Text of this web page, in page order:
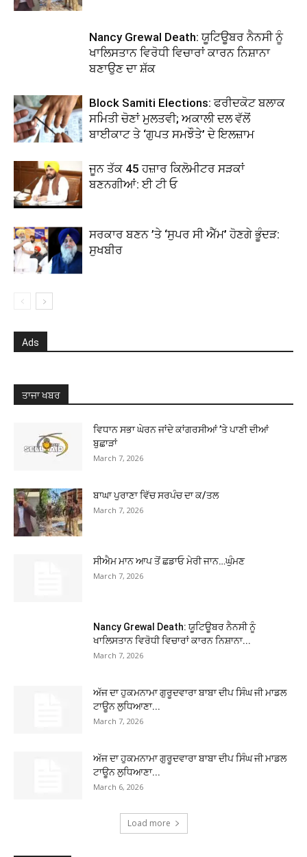
Nancy Grewal Death: ਯੂਟਿਊਬਰ ਨੈਨਸੀ ਨੂੰ
ਖਾਲਿਸਤਾਨ ਵਿਰੋਧੀ ਵਿਚਾਰਾਂ ਕਾਰਨ ਨਿਸ਼ਾਨਾ
ਬਣਾਉਣ ਦਾ ਸ਼ੱਕ
Block Samiti Elections: ਫਰੀਦਕੋਟ ਬਲਾਕ
ਸਮਿਤੀ ਚੋਣਾਂ ਮੁਲਤਵੀ; ਅਕਾਲੀ ਦਲ ਵੱਲੋਂ
ਬਾਈਕਾਟ ਤੇ ‘ਗੁਪਤ ਸਮਝੌਤੇ’ ਦੇ ਇਲਜ਼ਾਮ
ਜੂਨ ਤੱਕ 45 ਹਜ਼ਾਰ ਕਿਲੋਮੀਟਰ ਸੜਕਾਂ
ਬਣਨਗੀਆਂ: ਈ ਟੀ ਓ
ਸਰਕਾਰ ਬਣਨ ’ਤੇ ‘ਸੁਪਰ ਸੀ ਐੱਮ’ ਹੋਣਗੇ ਭੂੰਦੜ:
ਸੁਖਬੀਰ
Ads
ਤਾਜਾ ਖਬਰ
ਵਿਧਾਨ ਸਭਾ ਘੇਰਨ ਜਾਂਦੇ ਕਾਂਗਰਸੀਆਂ ’ਤੇ ਪਾਣੀ ਦੀਆਂ
ਬੁਛਾੜਾਂ
March 7, 2026
ਬਾਘਾ ਪੁਰਾਣਾ ਵਿੱਚ ਸਰਪੰਚ ਦਾ ਕ/ਤਲ
March 7, 2026
ਸੀਐਮ ਮਾਨ ਆਪ ਤੋਂ ਛਡਾਓ ਮੇਰੀ ਜਾਨ…ਘੁੰਮਣ
March 7, 2026
Nancy Grewal Death: ਯੂਟਿਊਬਰ ਨੈਨਸੀ ਨੂੰ
ਖਾਲਿਸਤਾਨ ਵਿਰੋਧੀ ਵਿਚਾਰਾਂ ਕਾਰਨ ਨਿਸ਼ਾਨਾ...
March 7, 2026
ਅੱਜ ਦਾ ਹੁਕਮਨਾਮਾ ਗੁਰੂਦਵਾਰਾ ਬਾਬਾ ਦੀਪ ਸਿੰਘ ਜੀ ਮਾਡਲ
ਟਾਊਨ ਲੁਧਿਆਣਾ...
March 7, 2026
ਅੱਜ ਦਾ ਹੁਕਮਨਾਮਾ ਗੁਰੂਦਵਾਰਾ ਬਾਬਾ ਦੀਪ ਸਿੰਘ ਜੀ ਮਾਡਲ
ਟਾਊਨ ਲੁਧਿਆਣਾ...
March 6, 2026
Load more